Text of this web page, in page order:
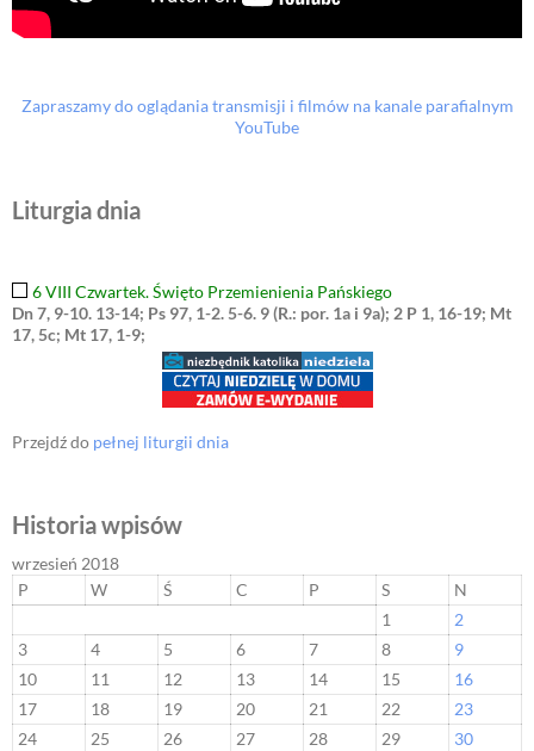
Zapraszamy do oglądania transmisji i filmów na kanale parafialnym
YouTube
Liturgia dnia
6 VIII Czwartek. Święto Przemienienia Pańskiego
Dn 7, 9-10. 13-14; Ps 97, 1-2. 5-6. 9 (R.: por. 1a i 9a); 2 P 1, 16-19; Mt
17, 5c; Mt 17, 1-9;
Przejdź do pełnej liturgii dnia
Historia wpisów
wrzesień 2018
P
W Ś C P S
N
1
2
3
4 5 6 7 8
9
10
11 12 13 14 15
16
17
18 19 20 21 22
23
24
25 26 27 28 29 30